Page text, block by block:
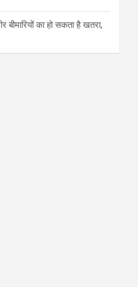
बीमारियों का हो सकता है खतरा,